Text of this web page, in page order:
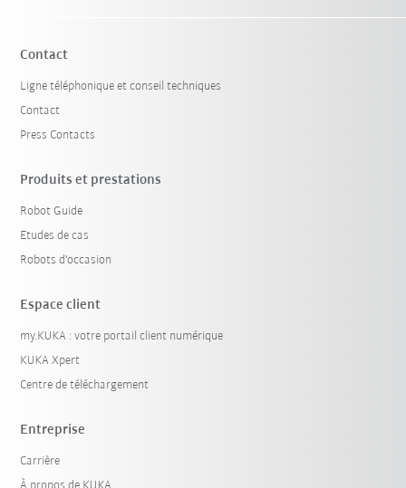
Contact
Ligne téléphonique et conseil techniques
Contact
Press Contacts
Produits et prestations
Robot Guide
Etudes de cas
Robots d'occasion
Espace client
my.KUKA : votre portail client numérique
KUKA Xpert
Centre de téléchargement
Entreprise
Carrière